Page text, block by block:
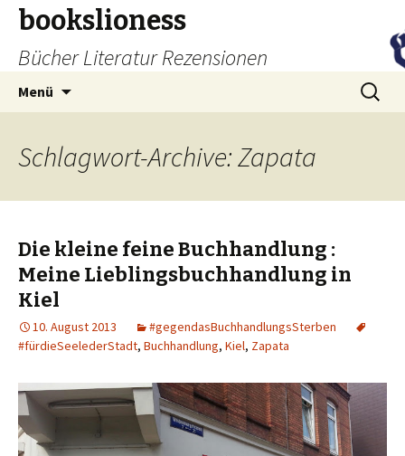
bookslioness
Bücher Literatur Rezensionen
Menü
Suchen
nach:
Schlagwort-Archive: Zapata
Die kleine feine Buchhandlung :
Meine Lieblingsbuchhandlung in
Kiel
10. August 2013
#gegendasBuchhandlungsSterben
#fürdieSeelederStadt, Buchhandlung, Kiel, Zapata